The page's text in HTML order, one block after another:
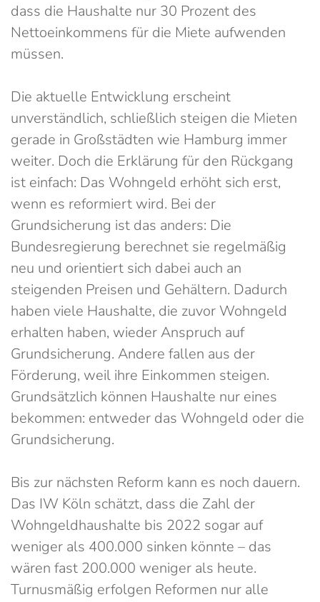
dass die Haushalte nur 30 Prozent des
Nettoeinkommens für die Miete aufwenden
müssen.
Die aktuelle Entwicklung erscheint
unverständlich, schließlich steigen die Mieten
gerade in Großstädten wie Hamburg immer
weiter. Doch die Erklärung für den Rückgang
ist einfach: Das Wohngeld erhöht sich erst,
wenn es reformiert wird. Bei der
Grundsicherung ist das anders: Die
Bundesregierung berechnet sie regelmäßig
neu und orientiert sich dabei auch an
steigenden Preisen und Gehältern. Dadurch
haben viele Haushalte, die zuvor Wohngeld
erhalten haben, wieder Anspruch auf
Grundsicherung. Andere fallen aus der
Förderung, weil ihre Einkommen steigen.
Grundsätzlich können Haushalte nur eines
bekommen: entweder das Wohngeld oder die
Grundsicherung.
Bis zur nächsten Reform kann es noch dauern.
Das IW Köln schätzt, dass die Zahl der
Wohngeldhaushalte bis 2022 sogar auf
weniger als 400.000 sinken könnte – das
wären fast 200.000 weniger als heute.
Turnusmäßig erfolgen Reformen nur alle